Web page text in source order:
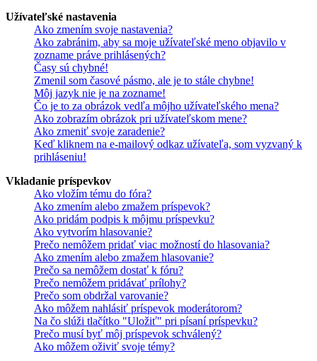
Užívateľské nastavenia
Ako zmením svoje nastavenia?
Ako zabránim, aby sa moje užívateľské meno objavilo v
zozname práve prihlásených?
Časy sú chybné!
Zmenil som časové pásmo, ale je to stále chybne!
Môj jazyk nie je na zozname!
Čo je to za obrázok vedľa môjho užívateľského mena?
Ako zobrazím obrázok pri užívateľskom mene?
Ako zmeniť svoje zaradenie?
Keď kliknem na e-mailový odkaz užívateľa, som vyzvaný k
prihláseniu!
Vkladanie príspevkov
Ako vložím tému do fóra?
Ako zmením alebo zmažem príspevok?
Ako pridám podpis k môjmu príspevku?
Ako vytvorím hlasovanie?
Prečo nemôžem pridať viac možností do hlasovania?
Ako zmením alebo zmažem hlasovanie?
Prečo sa nemôžem dostať k fóru?
Prečo nemôžem pridávať prílohy?
Prečo som obdržal varovanie?
Ako môžem nahlásiť príspevok moderátorom?
Na čo slúži tlačítko "Uložiť" pri písaní príspevku?
Prečo musí byť môj príspevok schválený?
Ako môžem oživiť svoje témy?